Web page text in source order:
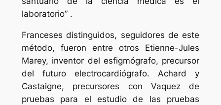
laboratorio” .
Franceses distinguidos, seguidores de este
método, fueron entre otros Etienne-Jules
Marey, inventor del esfigmógrafo, precursor
del futuro electrocardiógrafo. Achard y
Castaigne, precursores con Vaquez de
pruebas para el estudio de las pruebas